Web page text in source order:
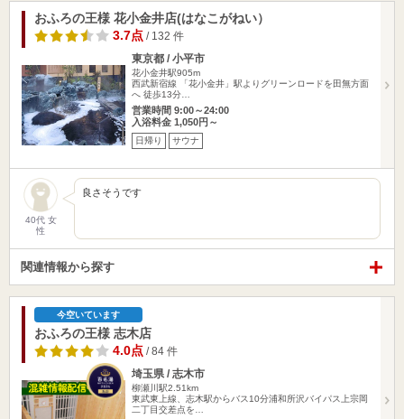
おふろの王様 花小金井店(はなこがねい）
3.7点 / 132 件
東京都 / 小平市
花小金井駅905m
西武新宿線 「花小金井」駅よりグリーンロードを田無方面
へ 徒歩13分…
営業時間 9:00～24:00
入浴料金 1,050円～
日帰り サウナ
40代 女
性
良さそうです
関連情報から探す
今空いています
おふろの王様 志木店
4.0点 / 84 件
埼玉県 / 志木市
柳瀬川駅2.51km
東武東上線、志木駅からバス10分浦和所沢バイパス上宗岡
二丁目交差点を…